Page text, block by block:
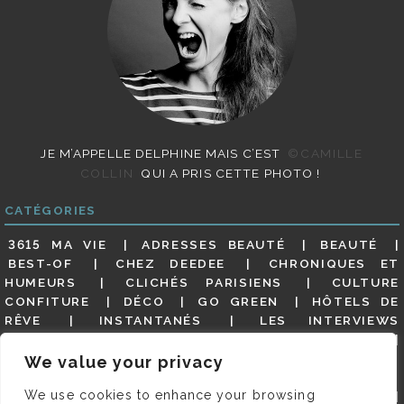
We value your privacy
We use cookies to enhance your browsing
JE M’APPELLE DELPHINE MAIS C’EST
©CAMILLE
COLLIN
QUI A PRIS CETTE PHOTO !
CATÉGORIES
3615 MA VIE ADRESSES BEAUTÉ
BEAUTÉ
BEST-OF
CHEZ DEEDEE
CHRONIQUES ET
HUMEURS
CLICHÉS PARISIENS
CULTURE
CONFITURE
DÉCO GO GREEN
HÔTELS DE
RÊVE
INSTANTANÉS
LES INTERVIEWS
MES ADRESSES
MODE NON CLASSÉ
GUIDE
PARIS EN PHOTOS RESTAURANTS